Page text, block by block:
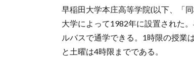
早稲田大学本庄高等学院(以下、「
大学によって1982年に設置された
ルバスで通学できる。1時限の授業
と土曜は4時限までである。